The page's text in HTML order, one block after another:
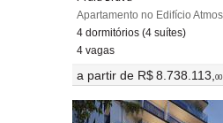
4 dormitórios (4 suítes)
4 vagas
a partir de R$ 8.738.113,00